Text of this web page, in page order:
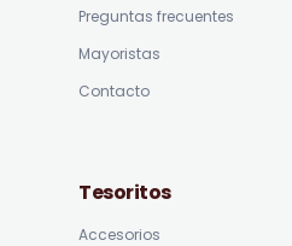
Preguntas frecuentes
Mayoristas
Contacto
Tesoritos
Accesorios